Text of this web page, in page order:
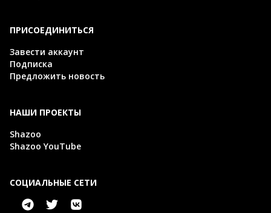
ПРИСОЕДИНИТЬСЯ
Завести аккаунт
Подписка
Предложить новость
НАШИ ПРОЕКТЫ
Shazoo
Shazoo YouTube
СОЦИАЛЬНЫЕ СЕТИ